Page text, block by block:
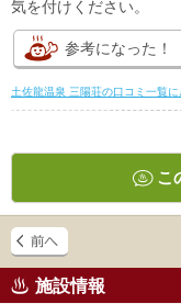
気を付けください。
参考になった！
土佐龍温泉 三陽荘の口コミ一覧に
こ
施設情報